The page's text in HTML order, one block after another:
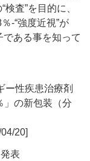
査”を目的に、
-“強度近視”が
ある事を知って
ー性疾患治療剤
」の新包装（分
20]
表